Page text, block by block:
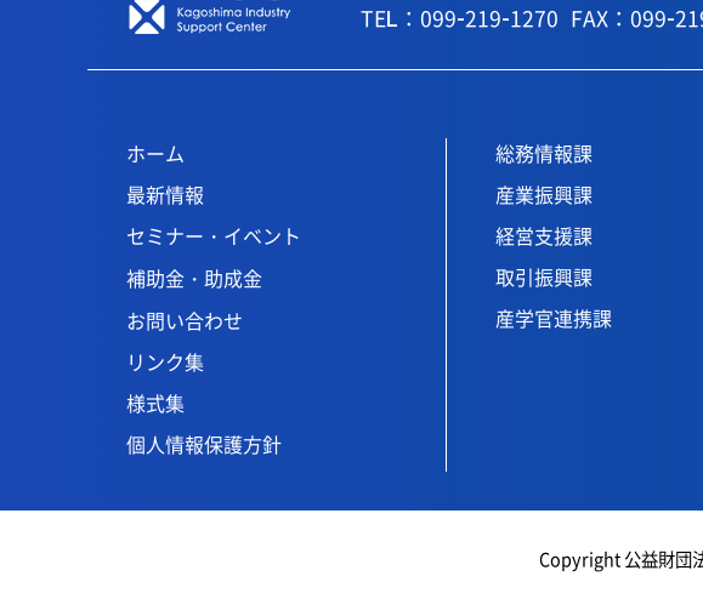
TEL：099-219-1270 FAX：099-
ホーム
最新情報
セミナー・イベント
補助金・助成金
お問い合わせ
リンク集
様式集
個人情報保護方針
総務情報課
産業振興課
経営支援課
取引振興課
産学官連携課
Copyright 公益財団